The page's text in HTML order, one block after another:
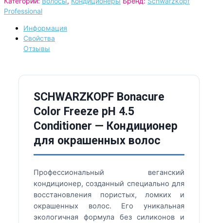
Professional
Информация
Свойства
Отзывы
SCHWARZKOPF Bonacure
Color Freeze pH 4.5
Conditioner — Кондиционер
для окрашенных волос
Профессиональный веганский
кондиционер, созданный специально для
восстановления пористых, ломких и
окрашенных волос. Его уникальная
экологичная формула без силиконов и